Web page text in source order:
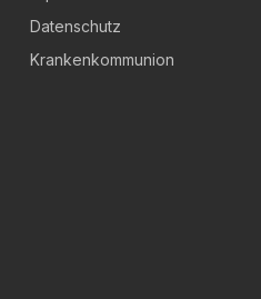
Datenschutz
Krankenkommunion